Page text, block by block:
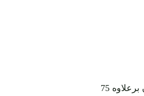
در این کنفرانس که به تعقیب کنفرانس چهارم منعقده قاهره دائر گردید و درآن برعلاوه 75